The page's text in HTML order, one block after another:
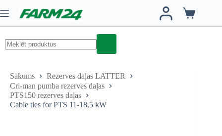
to
content
Iepirkumu
grozs
Sākums
Rezerves daļas LATTER
Cri-man pumba rezerves daļas
PTS150 rezerves daļas
Cable ties for PTS 11-18,5 kW